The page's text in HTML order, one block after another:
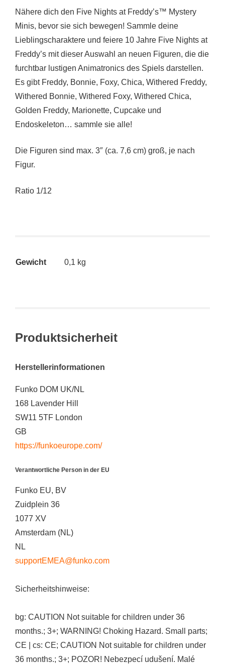
Nähere dich den Five Nights at Freddy’s™ Mystery
Minis, bevor sie sich bewegen! Sammle deine
Lieblingscharaktere und feiere 10 Jahre Five Nights at
Freddy’s mit dieser Auswahl an neuen Figuren, die die
furchtbar lustigen Animatronics des Spiels darstellen.
Es gibt Freddy, Bonnie, Foxy, Chica, Withered Freddy,
Withered Bonnie, Withered Foxy, Withered Chica,
Golden Freddy, Marionette, Cupcake und
Endoskeleton… sammle sie alle!
Die Figuren sind max. 3″ (ca. 7,6 cm) groß, je nach
Figur.
Ratio 1/12
Gewicht 0,1 kg
Produktsicherheit
Herstellerinformationen
Funko DOM UK/NL
168 Lavender Hill
SW11 5TF London
GB
https://funkoeurope.com/
Verantwortliche Person in der EU
Funko EU, BV
Zuidplein 36
1077 XV
Amsterdam (NL)
NL
supportEMEA@funko.com
Sicherheitshinweise:
bg: CAUTION Not suitable for children under 36
months.; 3+; WARNING! Choking Hazard. Small parts;
CE | cs: CE; CAUTION Not suitable for children under
36 months.; 3+; POZOR! Nebezpecí udušení. Malé